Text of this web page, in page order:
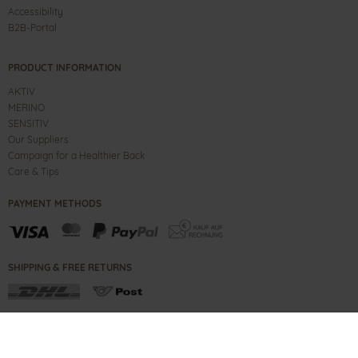
Accessibility
B2B-Portal
PRODUCT INFORMATION
AKTIV
MERINO
SENSITIV
Our Suppliers
Campaign for a Healthier Back
Care & Tips
PAYMENT METHODS
SHIPPING & FREE RETURNS